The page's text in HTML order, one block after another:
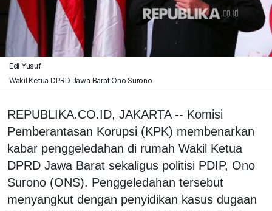
Edi Yusuf
Wakil Ketua DPRD Jawa Barat Ono Surono
REPUBLIKA.CO.ID, JAKARTA -- Komisi
Pemberantasan Korupsi (KPK) membenarkan
kabar penggeledahan di rumah Wakil Ketua
DPRD Jawa Barat sekaligus politisi PDIP, Ono
Surono (ONS). Penggeledahan tersebut
menyangkut dengan penyidikan kasus dugaan